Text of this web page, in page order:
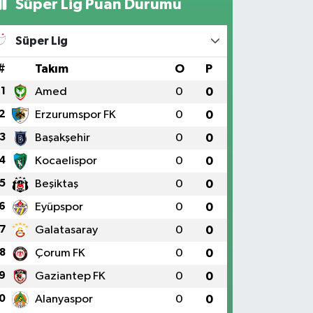
Süper Lig Puan Durumu
Süper Lig
Takım O P
1 Amed 0 0
Erzurumspor FK 0 0
3 Başakşehir 0 0
Kocaelispor 0 0
5 Beşiktaş 0 0
Eyüpspor 0 0
7 Galatasaray 0 0
8 Çorum FK 0 0
Gaziantep FK 0 0
Alanyaspor 0 0